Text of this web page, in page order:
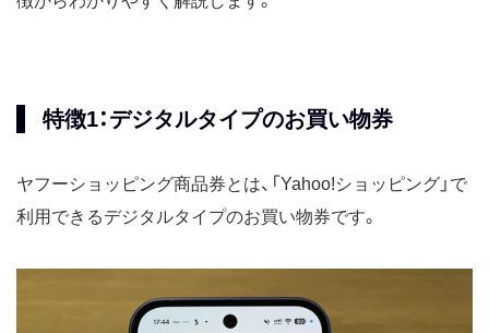
特徴1：デジタルタイプのお買い物券
ヤフーショッピング商品券とは、「Yahoo!ショッピング」で
利用できるデジタルタイプのお買い物券です。